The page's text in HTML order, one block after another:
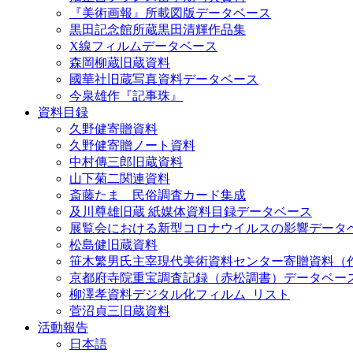
『美術画報』所載図版データベース
黒田記念館所蔵黒田清輝作品集
X線フィルムデータベース
森岡柳蔵旧蔵資料
國華社旧蔵写真資料データベース
今泉雄作『記事珠』
資料目録
久野健寄贈資料
久野健寄贈ノート資料
中村傳三郎旧蔵資料
山下菊二関連資料
斎藤たま 民俗調査カード集成
及川尊雄旧蔵 紙媒体資料目録データベース
展覧会における新型コロナウイルスの影響データ
松島健旧蔵資料
笹木繁男氏主宰現代美術資料センター寄贈資料（
京都府寺院重宝調査記録（赤松調書）データベー
柳澤孝資料デジタル化フィルム_リスト
菅沼貞三旧蔵資料
活動報告
日本語